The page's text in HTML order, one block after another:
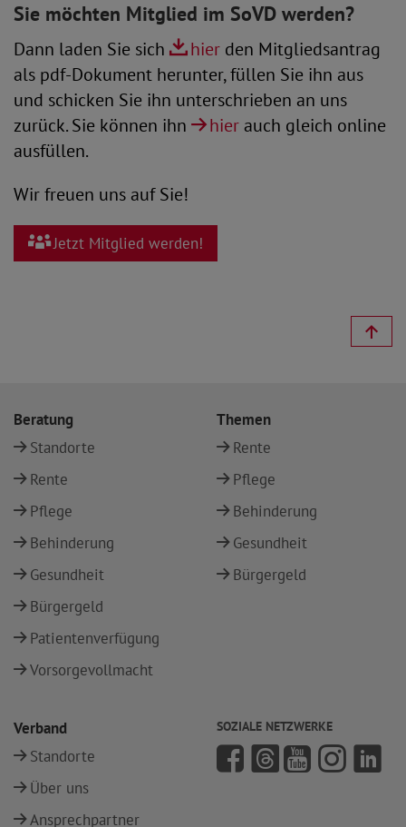
Sie möchten Mitglied im SoVD werden?
Dann laden Sie sich hier den Mitgliedsantrag
als pdf-Dokument herunter, füllen Sie ihn aus
und schicken Sie ihn unterschrieben an uns
zurück. Sie können ihn
hier auch gleich online
ausfüllen.
Wir freuen uns auf Sie!
Jetzt Mitglied werden!
Beratung
Standorte
Rente
Pflege
Behinderung
Gesundheit
Bürgergeld
Patientenverfügung
Vorsorgevollmacht
Themen
Rente
Pflege
Behinderung
Gesundheit
Bürgergeld
Verband
Standorte
Über uns
Ansprechpartner
SOZIALE NETZWERKE